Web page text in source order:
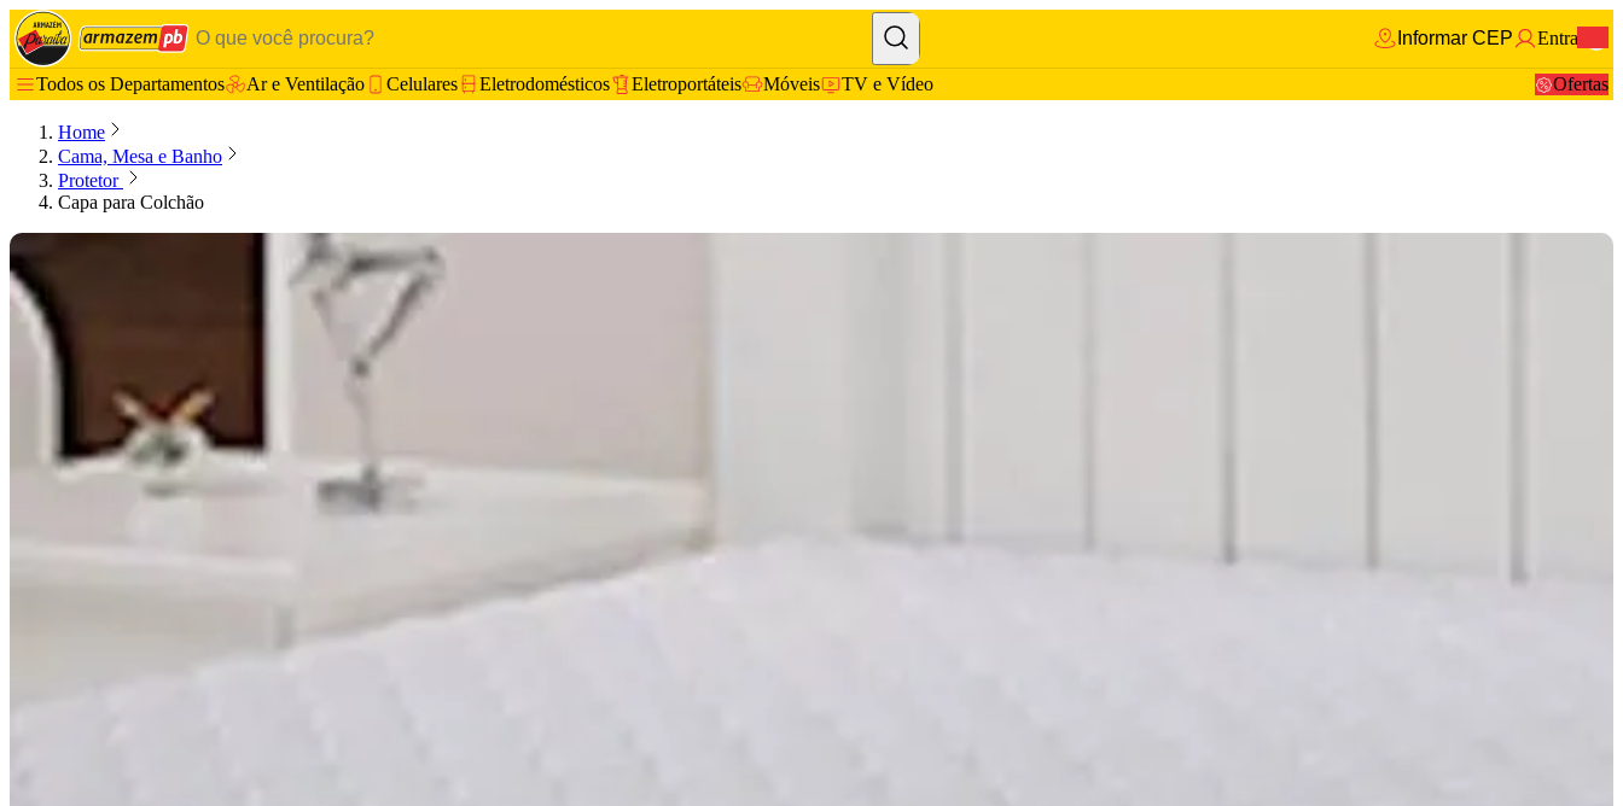
Informar CEP Entrar
Todos os Departamentos Ar e Ventilação Celulares Eletrodomésticos Eletroportáteis Móveis TV e Vídeo Ofertas
Home
Cama, Mesa e Banho
Protetor
Capa para Colchão